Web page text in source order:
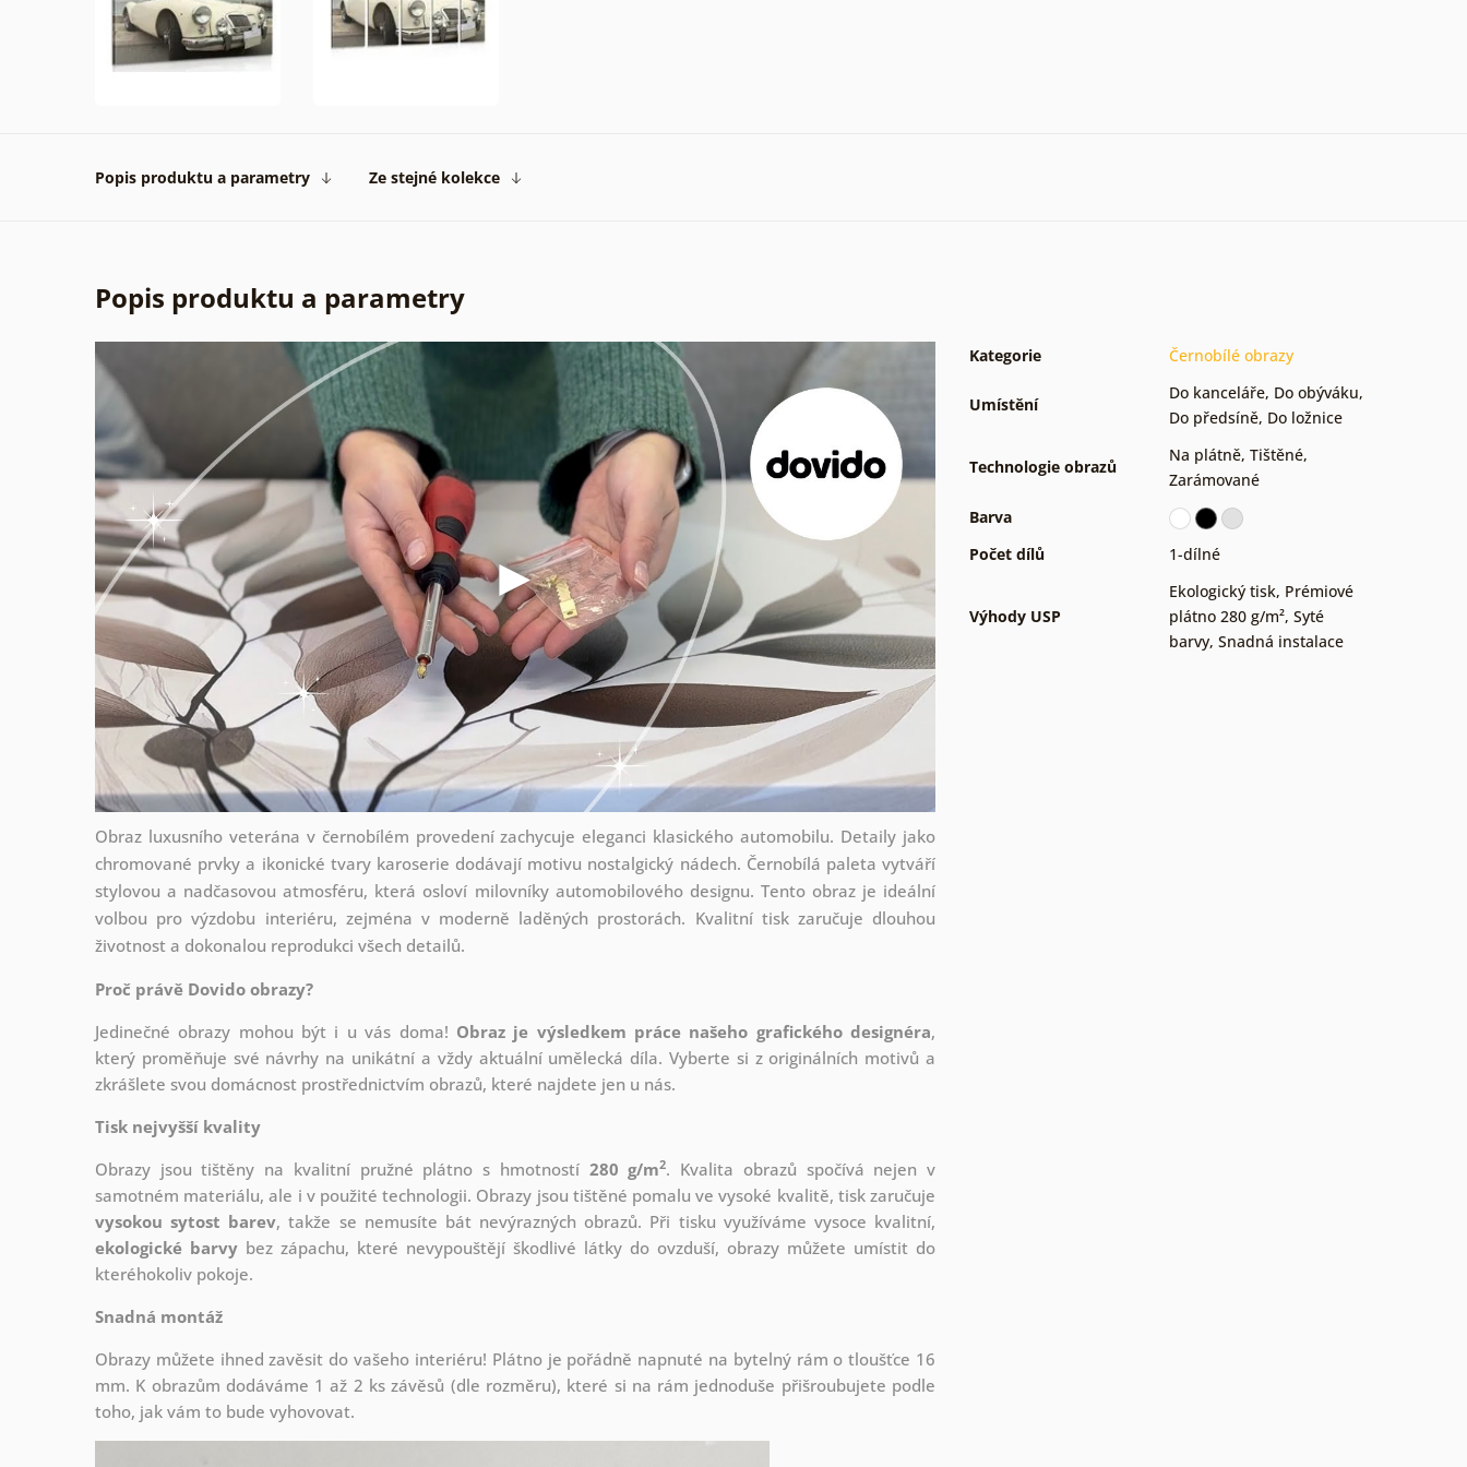
Popis produktu a parametry Ze stejné kolekce
Popis produktu a parametry
Obraz luxusního veterána v černobílém provedení zachycuje eleganci klasického automobilu. Detaily jako
chromované prvky a ikonické tvary karoserie dodávají motivu nostalgický nádech. Černobílá paleta vytváří
stylovou a nadčasovou atmosféru, která osloví milovníky automobilového designu. Tento obraz je ideální
volbou pro výzdobu interiéru, zejména v moderně laděných prostorách. Kvalitní tisk zaručuje dlouhou
životnost a dokonalou reprodukci všech detailů.
Proč právě Dovido obrazy?
Jedinečné obrazy mohou být i u vás doma! Obraz je výsledkem práce našeho grafického designéra,
který proměňuje své návrhy na unikátní a vždy aktuální umělecká díla. Vyberte si z originálních motivů a
zkrášlete svou domácnost prostřednictvím obrazů, které najdete jen u nás.
Tisk nejvyšší kvality
Obrazy jsou tištěny na kvalitní pružné plátno s hmotností 280 g/m2. Kvalita obrazů spočívá nejen v
samotném materiálu, ale i v použité technologii. Obrazy jsou tištěné pomalu ve vysoké kvalitě, tisk zaručuje
vysokou sytost barev, takže se nemusíte bát nevýrazných obrazů. Při tisku využíváme vysoce kvalitní,
ekologické barvy bez zápachu, které nevypouštějí škodlivé látky do ovzduší, obrazy můžete umístit do
kteréhokoliv pokoje.
Snadná montáž
Obrazy můžete ihned zavěsit do vašeho interiéru! Plátno je pořádně napnuté na bytelný rám o tloušťce 16
mm. K obrazům dodáváme 1 až 2 ks závěsů (dle rozměru), které si na rám jednoduše přišroubujete podle
toho, jak vám to bude vyhovovat.
Kategorie Černobílé obrazy
Umístění
Do kanceláře, Do obýváku,
Do předsíně, Do ložnice
Technologie obrazů
Na plátně, Tištěné,
Zarámované
Barva
Počet dílů
1-dílné
Výhody USP
Ekologický tisk, Prémiové
plátno 280 g/m², Syté
barvy, Snadná instalace